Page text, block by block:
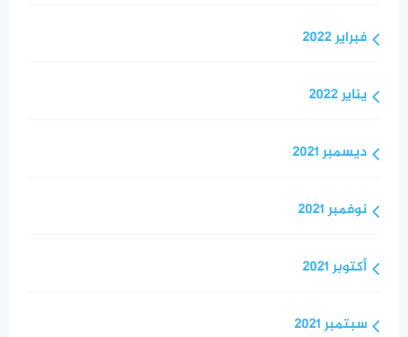
فبراير 2022
يناير 2022
ديسمبر 2021
نوفمبر 2021
أكتوبر 2021
سبتمبر 2021